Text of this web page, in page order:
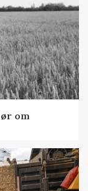
om